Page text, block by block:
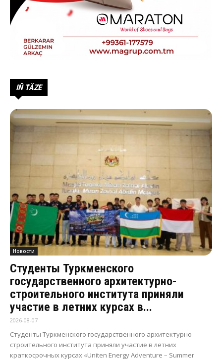
IŇ TÄZE
Новости
Студенты Туркменского
государственного архитектурно-
строительного института приняли
участие в летних курсах в...
2026-08-07
Студенты Туркменского государственного архитектурно-
строительного института приняли участие в летних
краткосрочных курсах «Uniten Energy Adventure – Summer